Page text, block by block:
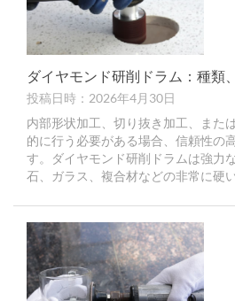
ダイヤモンド研削ドラム：種類
投稿日時：2026年4月30日
内部形状加工、切り抜き加工、また
的に行う必要がある場合、信頼性の
す。ダイヤモンド研削ドラムは強力
石、ガラス、複合材などの非常に硬